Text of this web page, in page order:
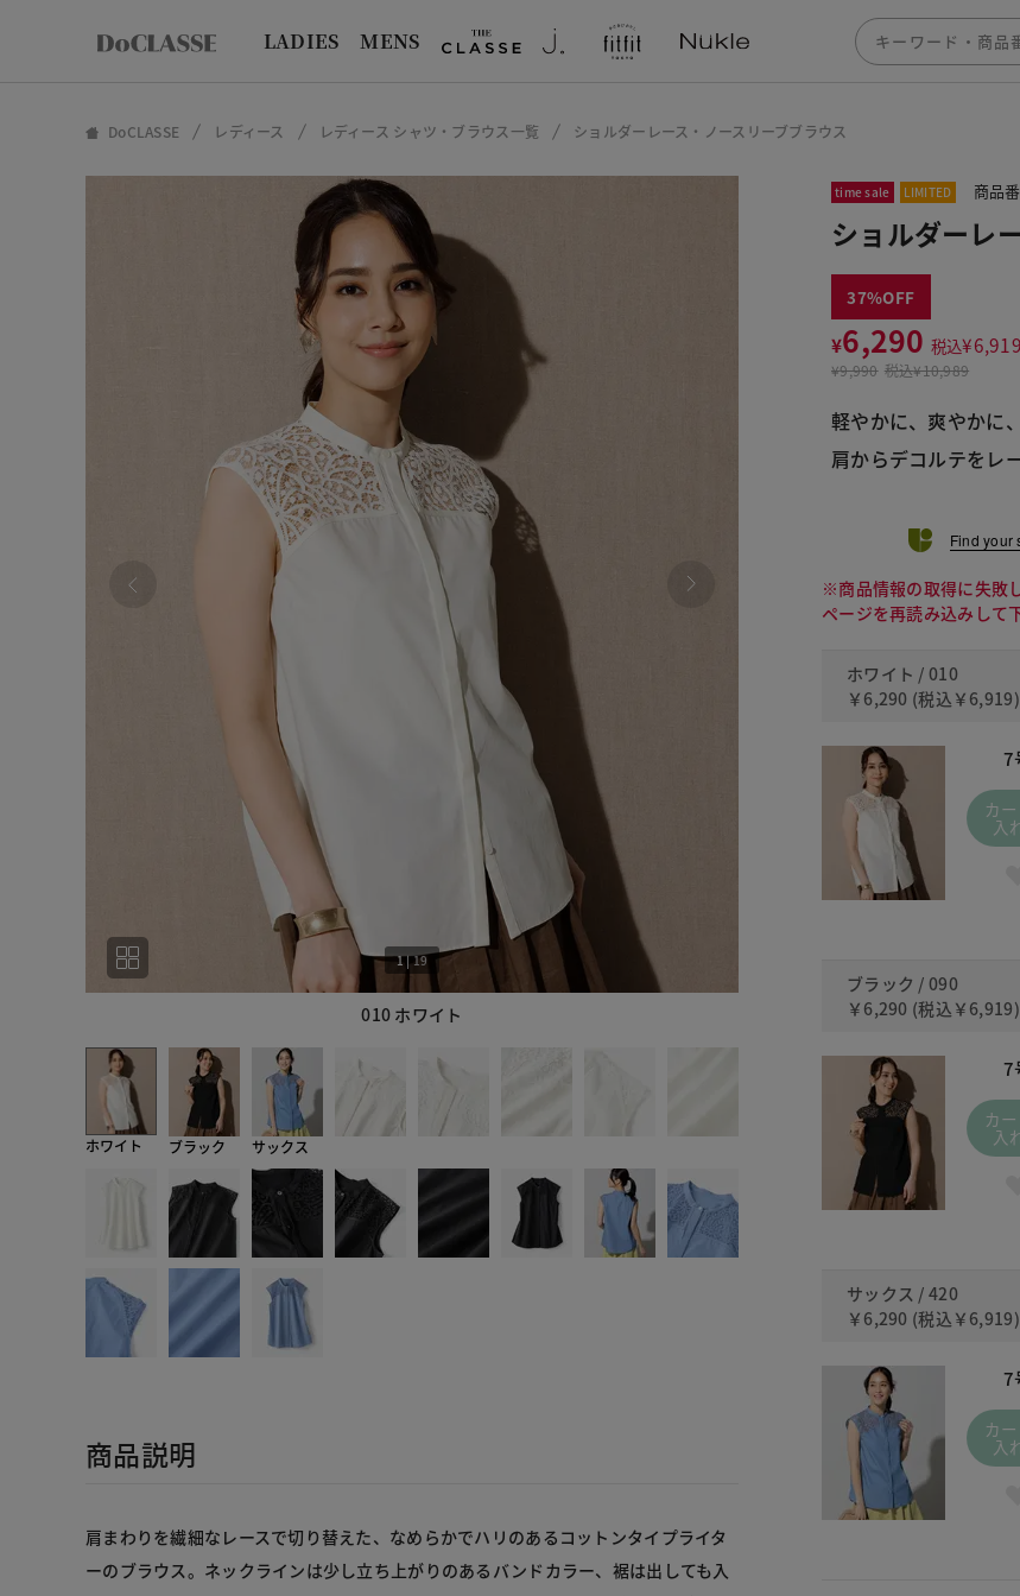
LADIES MENS
DoCLASSE レディース レディース シャツ・ブラウス一覧 ショルダーレース・ノースリーブブラウス
010 ホワイト
1|19
ホワイト ブラック サックス
商品説明
肩まわりを繊細なレースで切り替えた、なめらかでハリのあるコットンタイプライタ
ーのブラウス。ネックラインは少し立ち上がりのあるバンドカラー、裾は出しても入
time sale LIMITED 商品
ショルダーレ
37
¥6,290 税込¥6,919
¥9,990 税込¥10,989
軽やかに、爽やかに
肩からデコルテをレ
Find your
※商品情報の取得に失敗
ページを再読み込みして
ホワイト / 010
￥6,290 (税込 ￥6,919)
7
カ
入
ブラック / 090
￥6,290 (税込 ￥6,919)
7
カ
入
サックス / 420
￥6,290 (税込 ￥6,919)
7
カ
入